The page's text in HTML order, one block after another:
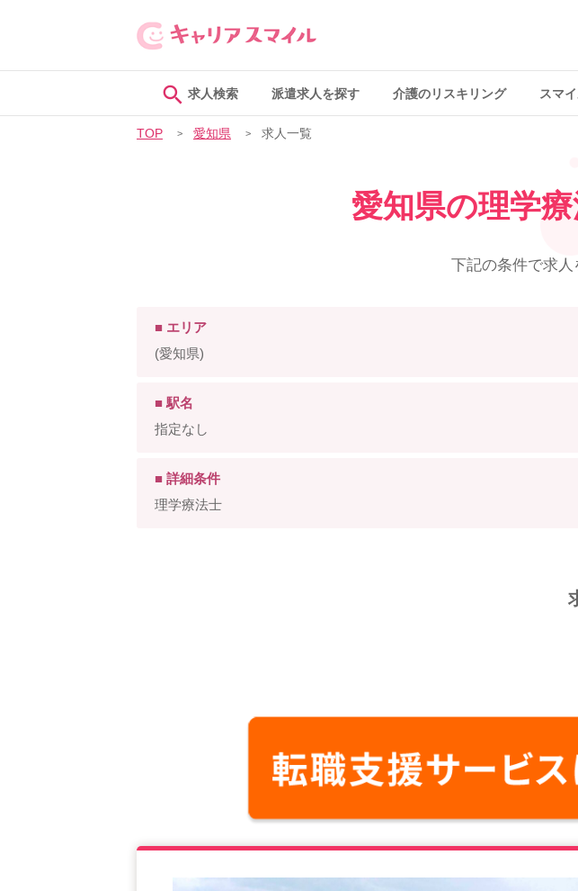
求人検索 派遣求人を探す 介護のリスキリング スマ
TOP 愛知県 求人一覧
愛知県の理学
下記の条件で求人
■ エリア
(愛知県)
■ 駅名
指定なし
■ 詳細条件
理学療法士